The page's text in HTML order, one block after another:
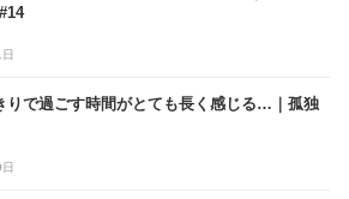
りで過ごす時間がとても長く感じる…｜孤独